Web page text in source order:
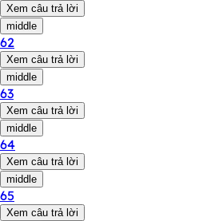
Xem câu trả lời
middle
62
Xem câu trả lời
middle
63
Xem câu trả lời
middle
64
Xem câu trả lời
middle
65
Xem câu trả lời